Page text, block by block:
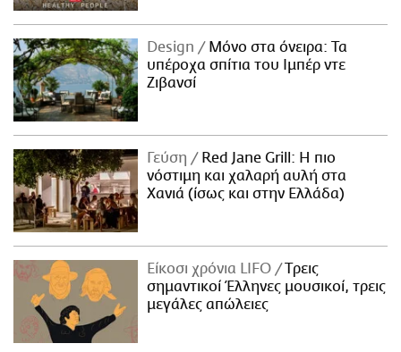
Design
Μόνο στα όνειρα: Τα
υπέροχα σπίτια του Ιμπέρ ντε
Ζιβανσί
Γεύση
Red Jane Grill: Η πιο
νόστιμη και χαλαρή αυλή στα
Χανιά (ίσως και στην Ελλάδα)
Είκοσι χρόνια LIFO
Tρεις
σημαντικοί Έλληνες μουσικοί, τρεις
μεγάλες απώλειες